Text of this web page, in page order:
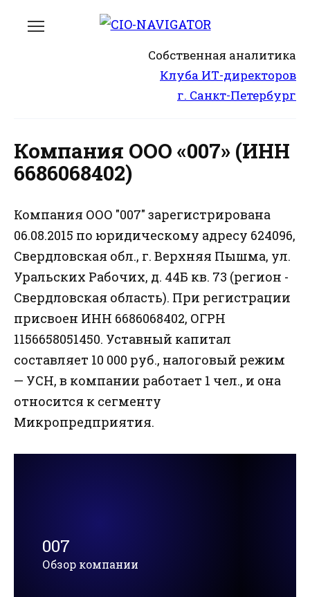
Собственная аналитика
Клуба ИТ-директоров
г. Санкт-Петербург
Компания ООО «007» (ИНН
6686068402)
Компания ООО "007" зарегистрирована
06.08.2015 по юридическому адресу 624096,
Свердловская обл., г. Верхняя Пышма, ул.
Уральских Рабочих, д. 44Б кв. 73 (регион -
Свердловская область). При регистрации
присвоен ИНН 6686068402, ОГРН
1156658051450. Уставный капитал
составляет 10 000 руб., налоговый режим
— УСН, в компании работает 1 чел., и она
относится к сегменту
Микропредприятия.
007
Обзор компании